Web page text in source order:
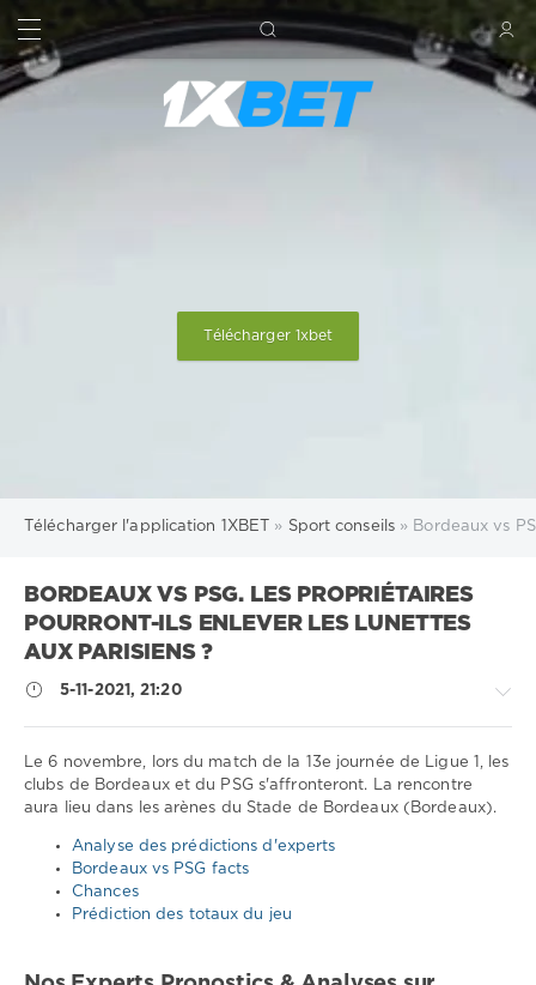
RECHERCHE
Télécharger 1xbet
Télécharger l'application 1XBET » Sport conseils » Bordeaux vs
BORDEAUX VS PSG. LES PROPRIÉTAIRES
POURRONT-ILS ENLEVER LES LUNETTES
AUX PARISIENS ?
5-11-2021, 21:20
conseils
Pronostics
de
Le 6 novembre, lors du match de la 13e journée de Ligue 1, les
clubs de Bordeaux et du PSG s'affronteront. La rencontre
aura lieu dans les arènes du Stade de Bordeaux (Bordeaux).
Analyse des prédictions d'experts
Bordeaux vs PSG facts
Chances
Prédiction des totaux du jeu